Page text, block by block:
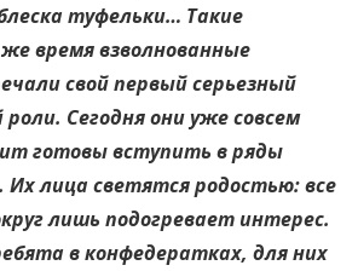
туфельки… Такие
время взволнованные
свой первый серьезный
роли. Сегодня они уже совсем
готовы вступить в ряды
Их лица светятся родостью: все
лишь подогревает интерес.
в конфедератках, для них